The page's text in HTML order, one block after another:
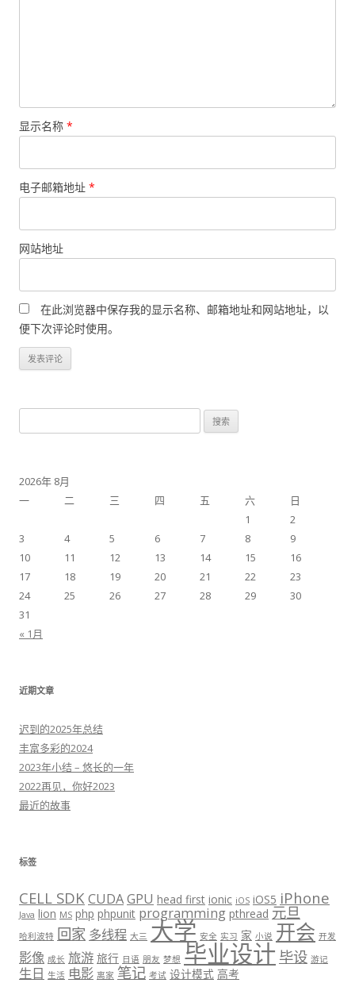
显示名称 *
电子邮箱地址 *
网站地址
在此浏览器中保存我的显示名称、邮箱地址和网站地址，以
便下次评论时使用。
索：
2026年 8月
一
二 三 四 五 六
日
1
2
3
4 5 6 7 8
9
10
11 12 13 14 15
16
17
18 19 20 21 22
23
24
25 26 27 28 29
30
31
« 1月
近期文章
迟到的2025年总结
丰富多彩的2024
2023年小结 – 悠长的一年
2022再见，你好2023
最近的故事
标签
CELL SDKCUDAGPU head first ionic iOS iOS5 iPhone
Java lion MS php phpunit programming pthread 元旦
哈利波特 回家 多线程 大三 大学 安全 实习 家 小说 开会 开发
影像 成长 旅游 旅行 日语 朋友 梦想 毕业设计 毕设 游记
生日 生活 电影 离家 笔记 考试 设计模式 高考